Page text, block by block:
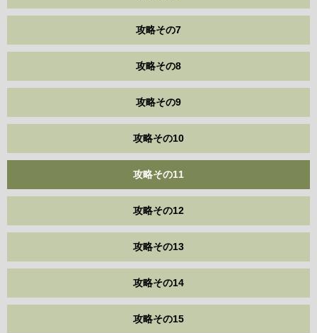
攻略その7
攻略その8
攻略その9
攻略その10
攻略その11
攻略その12
攻略その13
攻略その14
攻略その15